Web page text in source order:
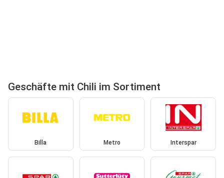
Geschäfte mit Chili im Sortiment
Billa Metro Interspar